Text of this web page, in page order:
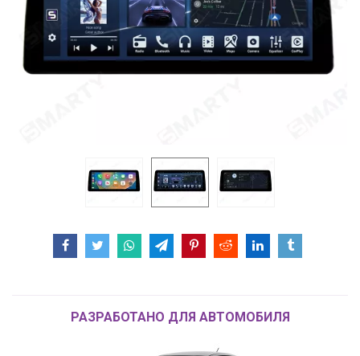
РАЗРАБОТАНО ДЛЯ АВТОМОБИЛЯ